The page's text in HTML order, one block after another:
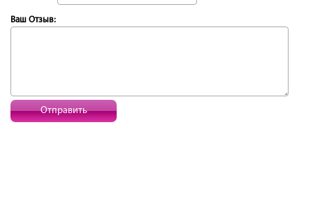
Ваш Отзыв:
Отправить